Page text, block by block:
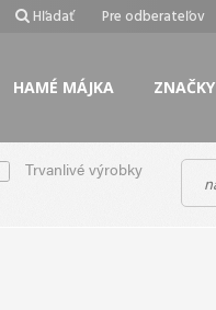
HAMÉ MÁJKA ZNAČKY
Pre odberateľov
Hľadať
Trvanlivé výrobky